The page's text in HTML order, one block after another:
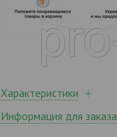
Характеристики
Информация для заказа